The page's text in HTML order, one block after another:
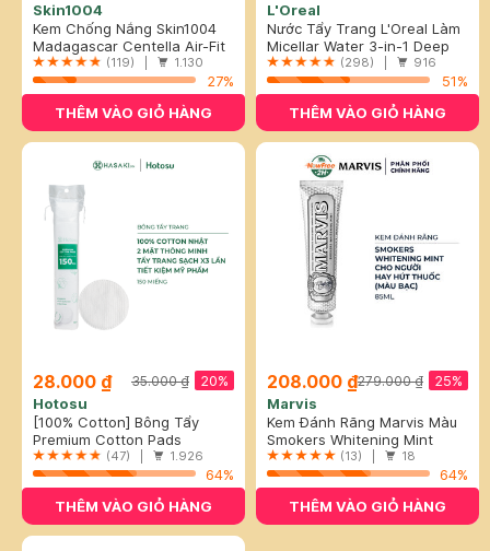
Skin1004
Kem Chống Nắng Skin1004
Cho Da Nhạy Cảm SPF 50+
50ml
Madagascar Centella Air-Fit
Suncream Plus SPF50+
PA++++
(119) | 1.130
27%
THÊM VÀO GIỎ HÀNG
L'Oreal
Nước Tẩy Trang L'Oreal Làm
Sạch Sâu Trang Điểm 400ml
Micellar Water 3-in-1 Deep
Cleansing Even For Sensitive
Skin
(298) | 916
51%
THÊM VÀO GIỎ HÀNG
28.000 ₫ 20%
35.000 ₫
Hotosu
[100% Cotton] Bông Tẩy
Trang Hotosu Cao Cấp 150
Miếng
Premium Cotton Pads
(47) | 1.926
64%
THÊM VÀO GIỎ HÀNG
208.000 ₫ 25%
279.000 ₫
Marvis
Kem Đánh Răng Marvis Màu
Bạc Cho Người Hút Thuốc
85ml
Smokers Whitening Mint
Toothpaste(13) | 18
64%
THÊM VÀO GIỎ HÀNG